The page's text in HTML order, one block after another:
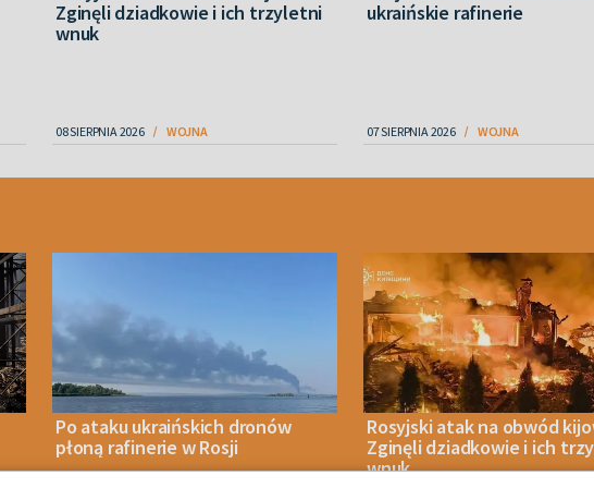
Zginęli dziadkowie i ich trzyletni
wnuk
08 SIERPNIA 2026 WOJNA
ukraińskie rafinerie
07 SIERPNIA 2026 WOJNA
Po ataku ukraińskich dronów
płoną rafinerie w Rosji
Rosyjski atak na obwód
Zginęli dziadkowie i ich
wnuk